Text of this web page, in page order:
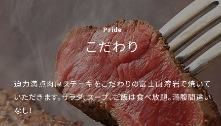
Pride
こだわり
迫力満点肉厚ステーキをこだわりの富士山溶岩で焼いて
いただきます。サラダ、スープ、ご飯は食べ放題。満腹間違い
なし！